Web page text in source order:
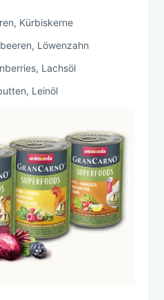
Kürbiskerne
Löwenzahn
Lachsöl
Leinöl